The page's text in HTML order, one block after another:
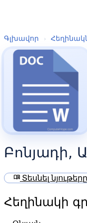
Գլխավոր ›
Բոնյադի,
menu_book Տեսնել նյութերը
Հեղինակի